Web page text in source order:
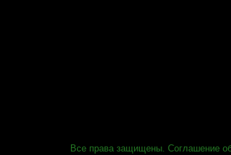
Все права защищены. Соглашение